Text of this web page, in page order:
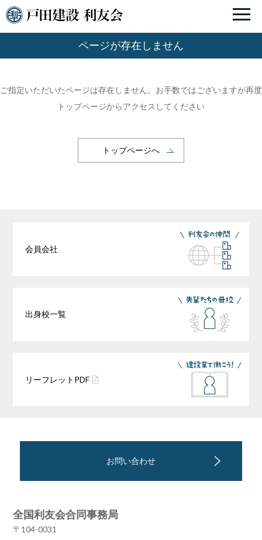
ページが存在しません
ご指定いただいたページは存在しません。お手数ではございますが再度
トップページからアクセスしてください
トップページへ
会員会社
出身校一覧
リーフレット PDF
お問い合わせ
全国利友会合同事務局
〒104-0031